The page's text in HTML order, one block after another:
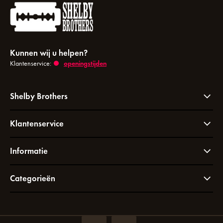
Kunnen wij u helpen?
Klantenservice: openingstijden
Shelby Brothers
Klantenservice
Informatie
Categorieën